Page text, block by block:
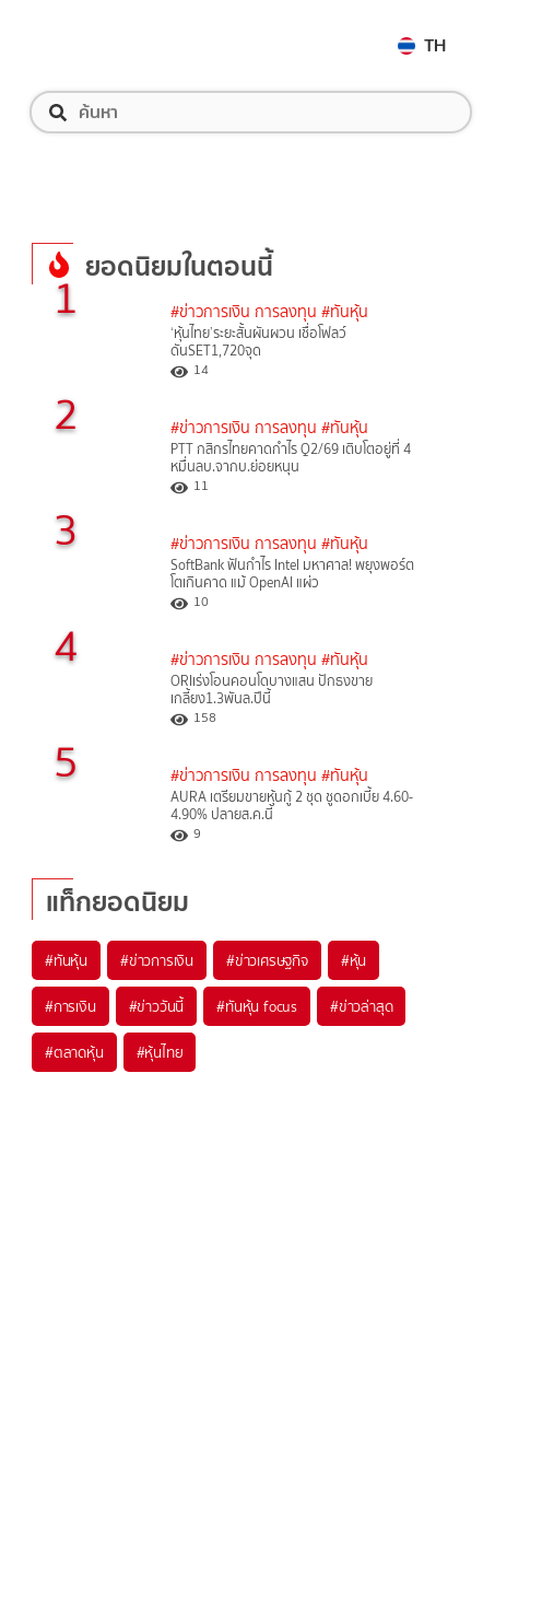
TH
ยอดนิยมในตอนนี้
1 #ข่าวการเงิน การลงทุน #ทันหุ้น
‘หุ้นไทย’ระยะสั้นผันผวน เชื่อโฟลว์
ดันSET1,720จุด
14
2 #ข่าวการเงิน การลงทุน #ทันหุ้น
PTT กสิกรไทยคาดกำไร Q2/69 เติบโตอยู่ที่ 4
หมื่นลบ.จากบ.ย่อยหนุน
11
3 #ข่าวการเงิน การลงทุน #ทันหุ้น
SoftBank ฟันกำไร Intel มหาศาล! พยุงพอร์ต
โตเกินคาด แม้ OpenAI แผ่ว
10
4 #ข่าวการเงิน การลงทุน #ทันหุ้น
ORIเร่งโอนคอนโดบางแสน ปักธงขาย
เกลี้ยง1.3พันล.ปีนี้
158
5 #ข่าวการเงิน การลงทุน #ทันหุ้น
AURA เตรียมขายหุ้นกู้ 2 ชุด ชูดอกเบี้ย 4.60-
4.90% ปลายส.ค.นี้
9
แท็กยอดนิยม
#ทันหุ้น #ข่าวการเงิน #ข่าวเศรษฐกิจ #หุ้น
#การเงิน #ข่าววันนี้ #ทันหุ้น focus #ข่าวล่าสุด
#ตลาดหุ้น #หุ้นไทย